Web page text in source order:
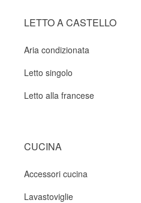
LETTO A CASTELLO
Aria condizionata
Letto singolo
Letto alla francese
CUCINA
Accessori cucina
Lavastoviglie